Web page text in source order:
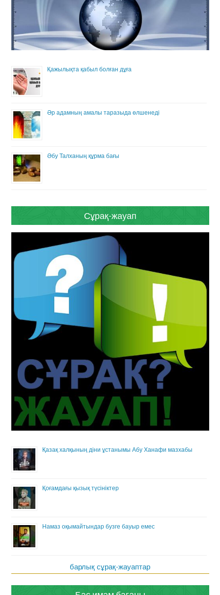
Қажылықта қабыл болған дұға
Әр адамның амалы таразыда өлшенеді
Әбу Талханың құрма бағы
Сұрақ-жауап
Қазақ халқының діни ұстанымы Абу Ханафи мазхабы
Қоғамдағы қызық түсініктер
Намаз оқымайтындар бузге бауыр емес
барлық сұрақ-жауаптар